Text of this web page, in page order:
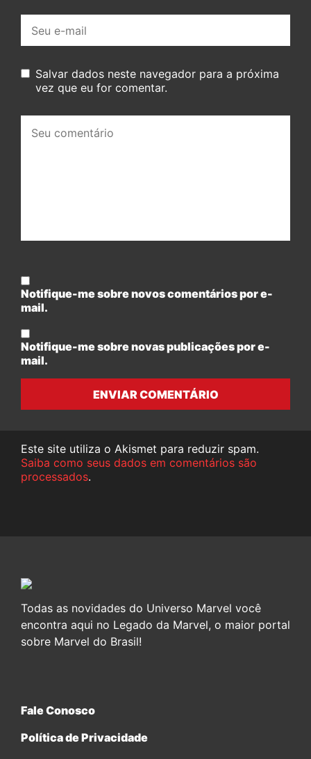
mail:
Salvar dados neste navegador para a próxima
vez que eu for comentar.
comentário:
Notifique-me sobre novos comentários por e-
mail.
Notifique-me sobre novas publicações por e-
mail.
ENVIAR COMENTÁRIO
Este site utiliza o Akismet para reduzir spam.
Saiba como seus dados em comentários são
processados.
Todas as novidades do Universo Marvel você
encontra aqui no Legado da Marvel, o maior portal
sobre Marvel do Brasil!
Fale Conosco
Política de Privacidade